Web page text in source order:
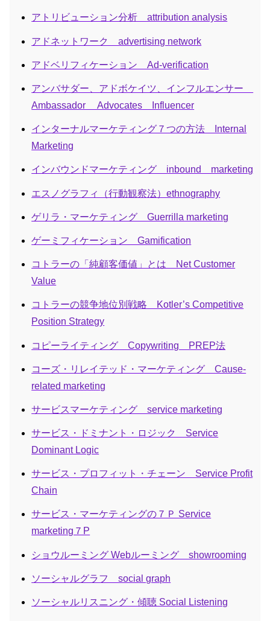
アトリビューション分析 attribution analysis
アドネットワーク advertising network
アドベリフィケーション Ad-verification
アンバサダー、アドボケイツ、インフルエンサー
Ambassador Advocates Influencer
インターナルマーケティング７つの方法 Internal
Marketing
インバウンドマーケティング inbound marketing
エスノグラフィ（行動観察法）ethnography
ゲリラ・マーケティング Guerrilla marketing
ゲーミフィケーション Gamification
コトラーの「純顧客価値」とは Net Customer
Value
コトラーの競争地位別戦略 Kotler’s Competitive
Position Strategy
コピーライティング Copywriting PREP法
コーズ・リレイテッド・マーケティング Cause-
related marketing
サービスマーケティング service marketing
サービス・ドミナント・ロジック Service
Dominant Logic
サービス・プロフィット・チェーン Service Profit
Chain
サービス・マーケティングの７Ｐ Service
marketing７P
ショウルーミング Webルーミング showrooming
ソーシャルグラフ social graph
ソーシャルリスニング・傾聴 Social Listening